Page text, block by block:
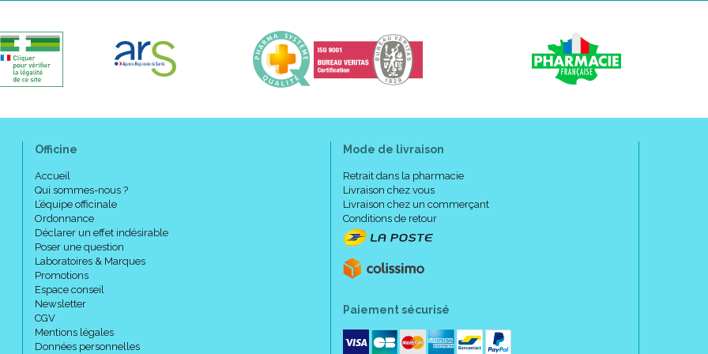
Codes ACL : 4275202 / 4275219 / 4275225 / 4275231 / 4275248 / 4275254
/ 4275260 / 4275277
Officine
Accueil
Qui sommes-nous ?
L’équipe officinale
Ordonnance
Déclarer un effet indésirable
Poser une question
Laboratoires & Marques
Promotions
Espace conseil
Newsletter
CGV
Mentions légales
Données personnelles
Mode de livraison
Retrait dans la pharmacie
Livraison chez vous
Livraison chez un commerçant
Conditions de retour
Paiement sécurisé